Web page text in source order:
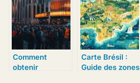
Comment
obtenir
Carte Brésil :
Guide des zones